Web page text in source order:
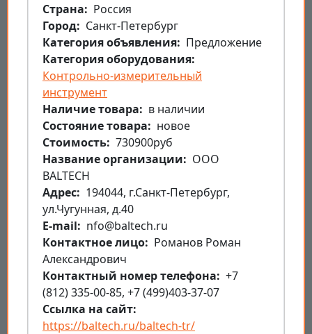
Страна
Россия
Город
Санкт-Петербург
Категория объявления
Предложение
Категория оборудования
Контрольно-измерительный
инструмент
Наличие товара
в наличии
Состояние товара
новое
Стоимость 730900руб
Название организации
ООО
BALTECH
Aдрес
194044, г.Санкт-Петербург,
ул.Чугунная, д.40
E-mail
nfo@baltech.ru
Контактное лицо
Романов Роман
Александрович
Контактный номер телефона
+7
(812) 335-00-85, +7 (499)403-37-07
Ссылка на сайт
https://baltech.ru/baltech-tr/